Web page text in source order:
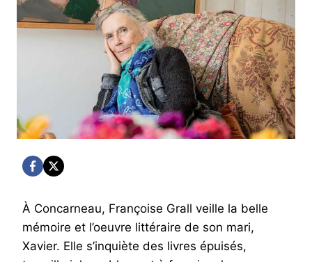
À Concarneau, Françoise Grall veille la belle
mémoire et l’oeuvre littéraire de son mari,
Xavier. Elle s’inquiète des livres épuisés,